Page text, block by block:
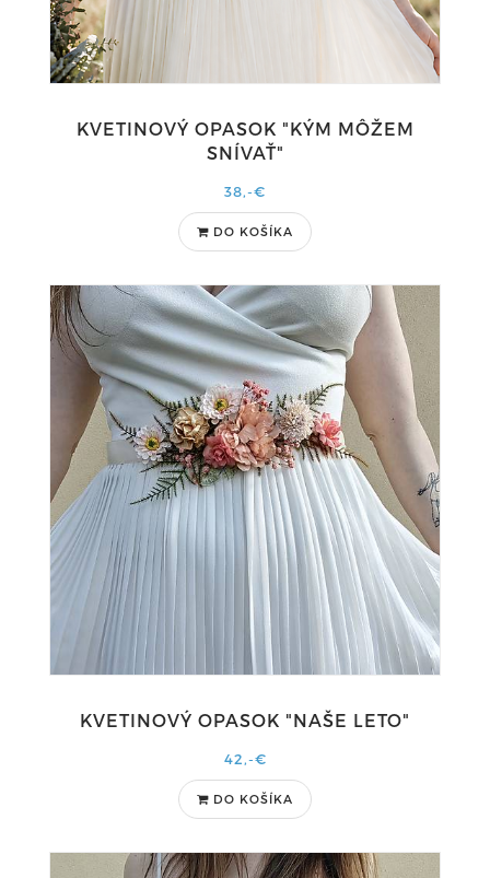
KVETINOVÝ OPASOK "KÝM MÔŽEM
SNÍVAŤ"
38,-€
DO KOŠÍKA
KVETINOVÝ OPASOK "NAŠE LETO"
42,-€
DO KOŠÍKA